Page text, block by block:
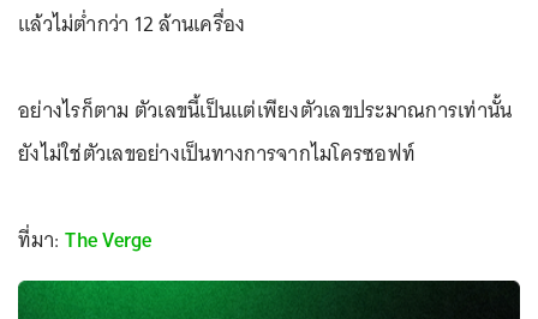
แล้วไม่ต่ำกว่า 12 ล้านเครื่อง
อย่างไรก็ตาม ตัวเลขนี้เป็นแต่เพียงตัวเลขประมาณการเท่านั้น
ยังไม่ใช่ตัวเลขอย่างเป็นทางการจากไมโครซอฟท์
ที่มา:The Verge